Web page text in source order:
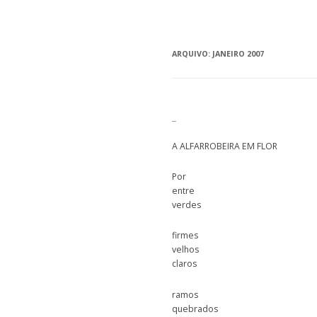
ARQUIVO: JANEIRO 2007
A ALFARROBEIRA EM FLOR
Por
entre
verdes
firmes
velhos
claros
ramos
quebrados